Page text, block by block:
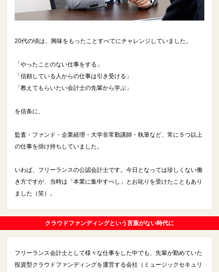
20代の頃は、興味をもったことすべてにチャレンジしていました。
「やったことのない仕事をする」
「信頼している人からの仕事は引き受ける」
「教えてもらいたい会計士の先輩から学ぶ」
を信条に、
監査・ファンド・企業経理・大学非常勤講師・執筆など、常に５つ以上
の仕事を掛け持ちしていました。
いわば、フリーランスの公認会計士です。今日となっては珍しくない働
き方ですが、当時は「本業に集中すべし」とお叱りを受けたこともあり
ました（笑）。
クラウドファンディングという言葉がない時代に
フリーランス会計士として様々な仕事をした中でも、先輩が勤めていた
投資型クラウドファンディングを運営する会社（ミュージックセキュリ